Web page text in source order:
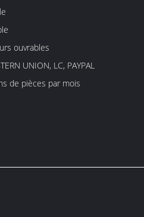
ouvrables
UNION, LC, PAYPAL
de pièces par mois